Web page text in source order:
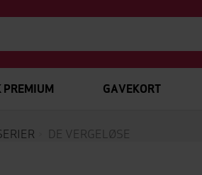
PREMIUM GAVEKORT
DE VERGELØSE